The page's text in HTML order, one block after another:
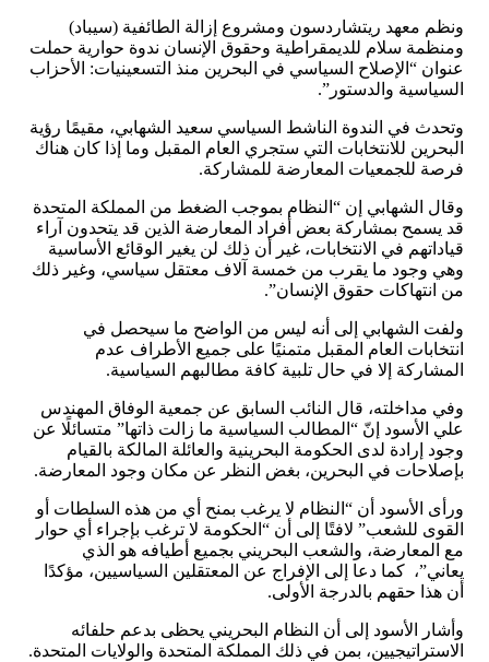
ونظم معهد ريتشاردسون ومشروع إزالة الطائفية (سيباد)
ومنظمة سلام للديمقراطية وحقوق الإنسان ندوة حوارية حملت
عنوان “الإصلاح السياسي في البحرين منذ التسعينيات: الأحزاب
السياسية والدستور”.
وتحدث في الندوة الناشط السياسي سعيد الشهابي، مقيمًا رؤية
البحرين للانتخابات التي ستجري العام المقبل وما إذا كان هناك
فرصة للجمعيات المعارضة للمشاركة.
وقال الشهابي إن “النظام بموجب الضغط من المملكة المتحدة
قد يسمح بمشاركة بعض أفراد المعارضة الذين قد يتحدون آراء
قياداتهم في الانتخابات، غير أن ذلك لن يغير الوقائع الأساسية
وهي وجود ما يقرب من خمسة آلاف معتقل سياسي، وغير ذلك
من انتهاكات حقوق الإنسان”.
ولفت الشهابي إلى أنه ليس من الواضح ما سيحصل في
انتخابات العام المقبل متمنيًا على جميع الأطراف عدم
المشاركة إلا في حال تلبية كافة مطالبهم السياسية.
وفي مداخلته، قال النائب السابق عن جمعية الوفاق المهندس
علي الأسود إنّ “المطالب السياسية ما زالت ذاتها” متسائلًا عن
وجود إرادة لدى الحكومة البحرينية والعائلة المالكة بالقيام
بإصلاحات في البحرين، بغض النظر عن مكان وجود المعارضة.
ورأى الأسود أن “النظام لا يرغب بمنح أي من هذه السلطات أو
القوى للشعب” لافتًا إلى أن “الحكومة لا ترغب بإجراء أي حوار
مع المعارضة، والشعب البحريني بجميع أطيافه هو الذي
يعاني”، كما دعا إلى الإفراج عن المعتقلين السياسيين، مؤكدًا
أن هذا حقهم بالدرجة الأولى.
وأشار الأسود إلى أن النظام البحريني يحظى بدعم حلفائه
الاستراتيجيين، بمن في ذلك المملكة المتحدة والولايات المتحدة.